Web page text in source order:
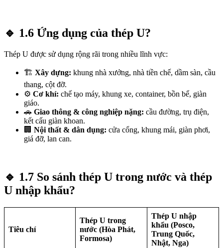
🔹 1.6 Ứng dụng của thép U?
Thép U được sử dụng rộng rãi trong nhiều lĩnh vực:
🏗️ Xây dựng: khung nhà xưởng, nhà tiền chế, dầm sàn, cầu
thang, cột đỡ.
⚙️ Cơ khí: chế tạo máy, khung xe, container, bồn bể, giàn
giáo.
🚗 Giao thông & công nghiệp nặng: cầu đường, trụ điện,
kết cấu giàn khoan.
🏢 Nội thất & dân dụng: cửa cổng, khung mái, giàn phơi,
giá đỡ, lan can.
🔹 1.7 So sánh thép U trong nước và thép
U nhập khẩu?
Tiêu chí
Thép U trong
nước (Hòa Phát,
Formosa)
Thép U nhập
khẩu (Posco,
Trung Quốc,
Nhật, Nga)